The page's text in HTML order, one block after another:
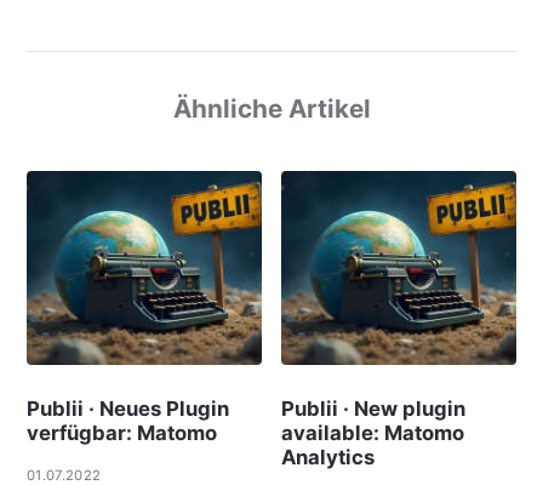
Ähnliche Artikel
Publii · Neues Plugin
verfügbar: Matomo
01.07.2022
Publii · New plugin
available: Matomo
Analytics